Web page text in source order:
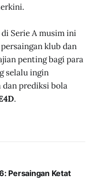
Serie A musim ini
klub dan
penting bagi para
selalu ingin
dan prediksi bola
.
Persaingan Ketat